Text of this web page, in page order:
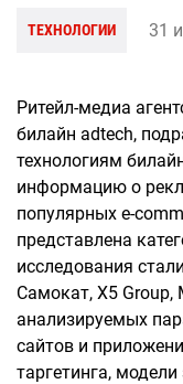
ТЕХНОЛОГИИ 31
Ритейл-медиа
билайн adtech,
технологиям
информацию о
популярных e-
представлена
исследования
Самокат, X5 Group,
анализируемых
сайтов и
таргетинга,